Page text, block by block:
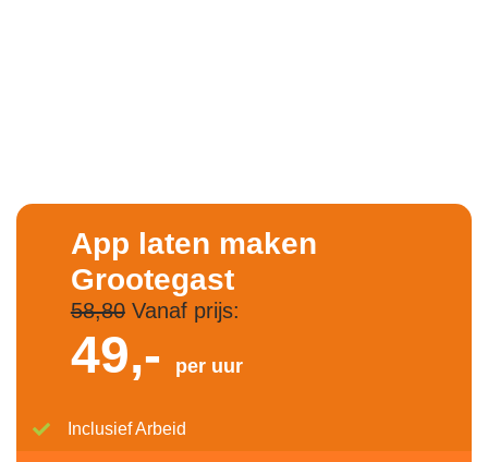
App laten maken
Grootegast
58,80Vanaf prijs:
49,- per uur
Inclusief Arbeid